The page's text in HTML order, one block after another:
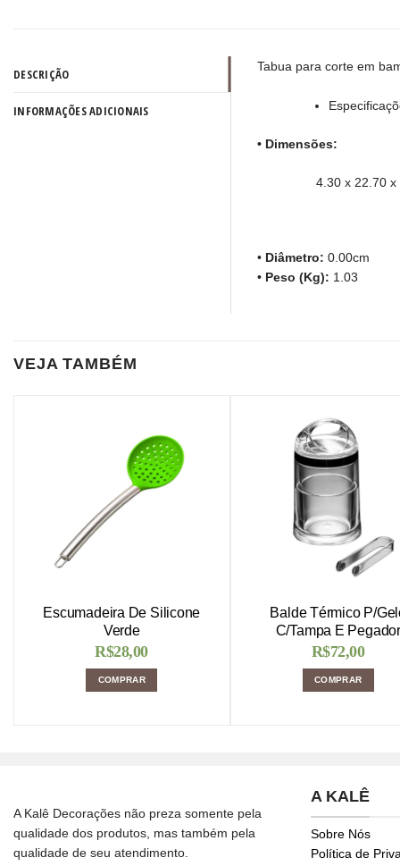
DESCRIÇÃO
INFORMAÇÕES ADICIONAIS
Tabua para corte em
• Dimensões:
4.30 x 22.70 x
• Diâmetro: 0.00cm
• Peso (Kg): 1.03
VEJA TAMBÉM
Escumadeira De Silicone
Verde
R$28,00
COMPRAR
Balde Térmico P/
C/Tampa E Pegador
R$72,00
COMPRAR
A Kalê Decorações não preza somente pela
qualidade dos produtos, mas também pela
qualidade de seu atendimento.
A KALÊ
Sobre Nós
Política de